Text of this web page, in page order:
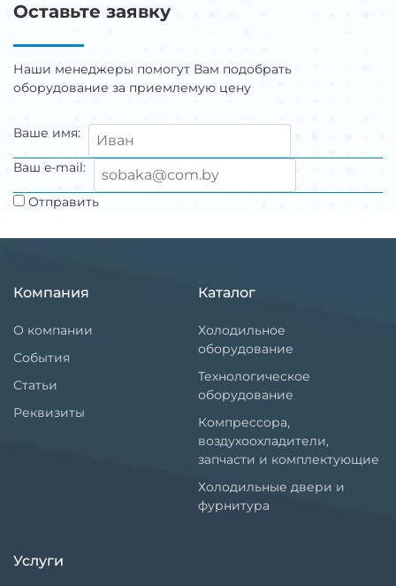
Оставьте заявку
Наши менеджеры помогут Вам подобрать
оборудование за приемлемую цену
Ваше имя:
Ваш e-mail:
Отправить
Компания
О компании
События
Статьи
Реквизиты
Каталог
Холодильное
оборудование
Технологическое
оборудование
Компрессора,
воздухоохладители,
запчасти и комплектующие
Холодильные двери и
фурнитура
Услуги